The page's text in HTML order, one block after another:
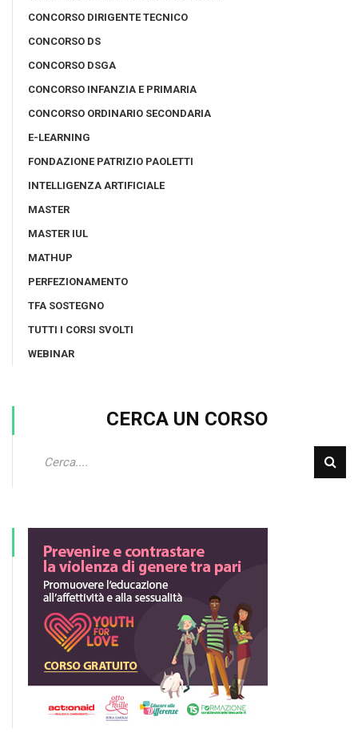
CONCORSO DIRIGENTE TECNICO
CONCORSO DS
CONCORSO DSGA
CONCORSO INFANZIA E PRIMARIA
CONCORSO ORDINARIO SECONDARIA
E-LEARNING
FONDAZIONE PATRIZIO PAOLETTI
INTELLIGENZA ARTIFICIALE
MASTER
MASTER IUL
MATHUP
PERFEZIONAMENTO
TFA SOSTEGNO
TUTTI I CORSI SVOLTI
WEBINAR
CERCA UN CORSO